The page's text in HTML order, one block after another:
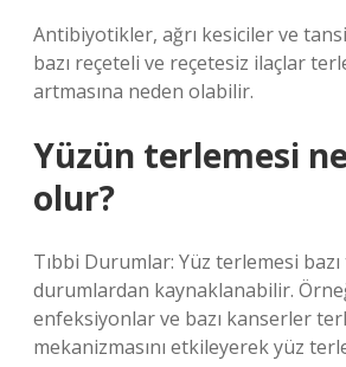
Antibiyotikler, ağrı kesiciler ve
bazı reçeteli ve reçetesiz ilaçlar
artmasına neden olabilir.
Yüzün terlemesi
olur?
Tıbbi Durumlar: Yüz terlemesi bazı
durumlardan kaynaklanabilir.
enfeksiyonlar ve bazı kanserler
mekanizmasını etkileyerek yüz